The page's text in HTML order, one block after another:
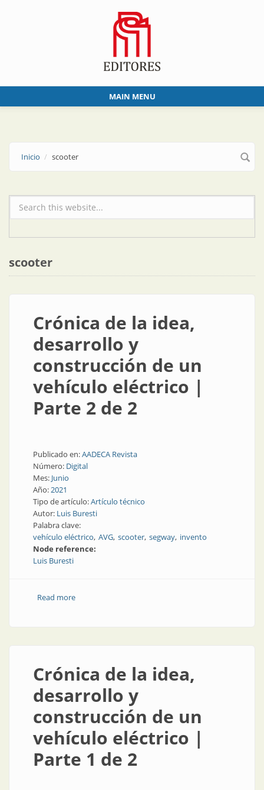
MAIN MENU
Inicio scooter
Formulario de búsqueda
scooter
Crónica de la idea,
desarrollo y
construcción de un
vehículo eléctrico |
Parte 2 de 2
Publicado en:AADECA Revista
Número: Digital
Mes: Junio
Año:2021
Tipo de artículo:Artículo técnico
Autor: Luis Buresti
Palabra clave:
vehículo eléctrico AVG scooter segway invento
Node reference:
Luis Buresti
Read moreabout Crónica de la idea, desarrollo y construcción de
Crónica de la idea,
desarrollo y
construcción de un
vehículo eléctrico |
Parte 1 de 2